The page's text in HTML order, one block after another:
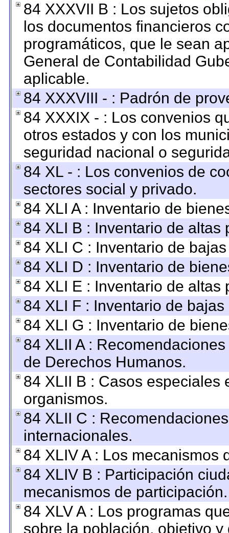
84 XXXVII B : Los sujetos
los documentos financieros
programáticos, que le sean
General de Contabilidad
aplicable.
84 XXXVIII - : Padrón de
84 XXXIX - : Los convenios
otros estados y con los
seguridad nacional o
84 XL - : Los convenios de
sectores social y privado.
84 XLI A : Inventario de
84 XLI B : Inventario de
84 XLI C : Inventario de
84 XLI D : Inventario de
84 XLI E : Inventario de
84 XLI F : Inventario de
84 XLI G : Inventario de
84 XLII A :
de Derechos Humanos.
84 XLII B : Casos especiales
organismos.
84 XLII C :
internacionales.
84 XLIV A : Los mecanismos
84 XLIV B : Participación
mecanismos de participación.
84 XLV A : Los programas
sobre la población, objetivo